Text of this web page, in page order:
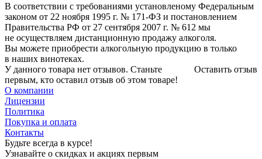
В соответствии с требованиями установленому Федеральным
законом от 22 ноября 1995 г. № 171-ФЗ и постановлением
Правительства РФ от 27 сентября 2007 г. № 612 мы
не осуществляем дистанционную продажу алкоголя.
Вы можете приобрести алкогольную продукцию в только
в наших винотеках.
Оставить отзыв
У данного товара нет отзывов. Станьте
первым, кто оставил отзыв об этом товаре!
О компании
Лицензии
Политика
Покупка и оплата
Контакты
Будьте всегда в курсе!
Узнавайте о скидках и акциях первым